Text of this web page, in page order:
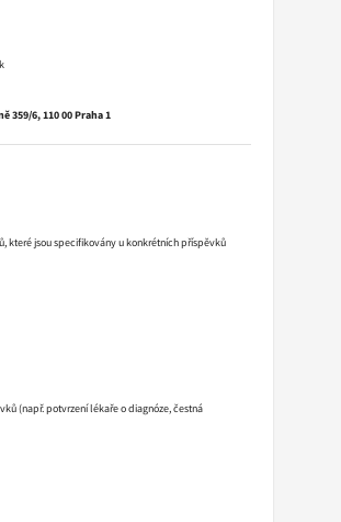
359/6, 110 00 Praha 1
které jsou specifikovány u konkrétních příspěvků
(např. potvrzení lékaře o diagnóze, čestná